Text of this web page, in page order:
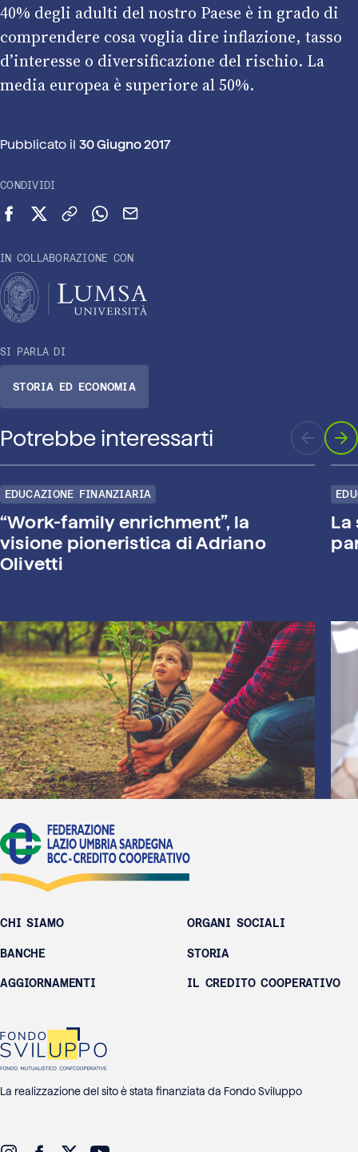
40% degli adulti del nostro Paese è in grado di
comprendere cosa voglia dire inflazione, tasso
d’interesse o diversificazione del rischio. La
media europea è superiore al 50%.
Pubblicato il 30 Giugno 2017
CONDIVIDI
Condividi su Facebook
Condividi su X (Twitter)
Copia link
Condividi su WhatsApp
Invia via email
IN COLLABORAZIONE CON
SI PARLA DI
STORIA ED ECONOMIA
Potrebbe interessarti
EDUCAZIONE FINANZIARIA
“Work-family enrichment”, la
visione pioneristica di Adriano
Olivetti
La
CHI SIAMO
BANCHE
AGGIORNAMENTI
ORGANI SOCIALI
STORIA
IL CREDITO COOPERATIVO
La realizzazione del sito è stata finanziata da Fondo Sviluppo